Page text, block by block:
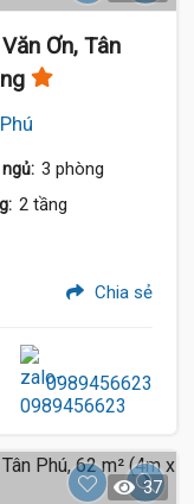
Ơn, Tân
3 phòng
2 tầng
Chia sẻ
0989456623
37